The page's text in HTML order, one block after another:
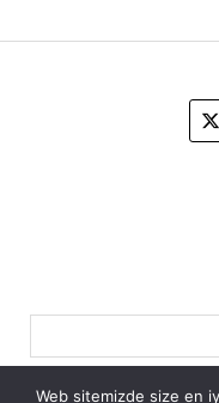
Web sitemizde size en